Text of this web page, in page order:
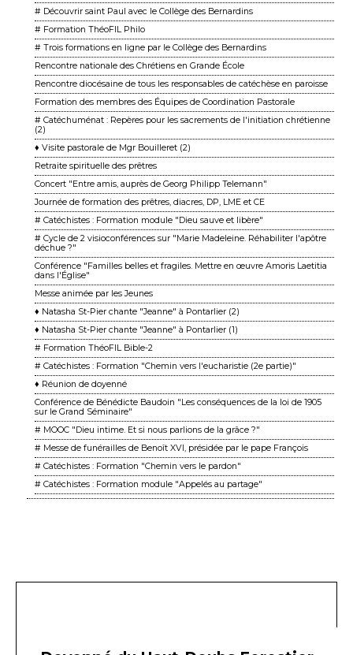
# Découvrir saint Paul avec le Collège des Bernardins
# Formation ThéoFIL Philo
# Trois formations en ligne par le Collège des Bernardins
Rencontre nationale des Chrétiens en Grande École
Rencontre diocésaine de tous les responsables de catéchèse en paroisse
Formation des membres des Équipes de Coordination Pastorale
# Catéchuménat : Repères pour les sacrements de l'initiation chrétienne
(2)
♦ Visite pastorale de Mgr Bouilleret (2)
Retraite spirituelle des prêtres
Concert "Entre amis, auprès de Georg Philipp Telemann"
Journée de formation des prêtres, diacres, DP, LME et CE
# Catéchistes : Formation module "Dieu sauve et libère"
# Cycle de 2 visioconférences sur "Marie Madeleine. Réhabiliter l'apôtre
déchue ?"
Conférence "Familles belles et fragiles. Mettre en œuvre Amoris Laetitia
dans l'Église"
Messe animée par les Jeunes
♦ Natasha St-Pier chante "Jeanne" à Pontarlier (2)
♦ Natasha St-Pier chante "Jeanne" à Pontarlier (1)
# Formation ThéoFIL Bible-2
# Catéchistes : Formation "Chemin vers l'eucharistie (2e partie)"
♦ Réunion de doyenné
Conférence de Bénédicte Baudoin "Les conséquences de la loi de 1905
sur le Grand Séminaire"
# MOOC "Dieu intime. Et si nous parlions de la grâce ?"
# Messe de funérailles de Benoît XVI, présidée par le pape François
# Catéchistes : Formation "Chemin vers le pardon"
# Catéchistes : Formation module "Appelés au partage"